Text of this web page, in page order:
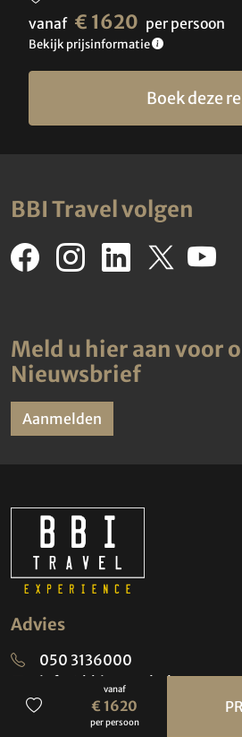
vanaf € 1620 per persoon
Bekijk prijsinformatie
Boek deze
vanaf
€ 1620
per persoon
BBI Travel volgen
Meld u hier aan voor
Nieuwsbrief
Aanmelden
Advies
050 3136000
info@bbi-travel.nl